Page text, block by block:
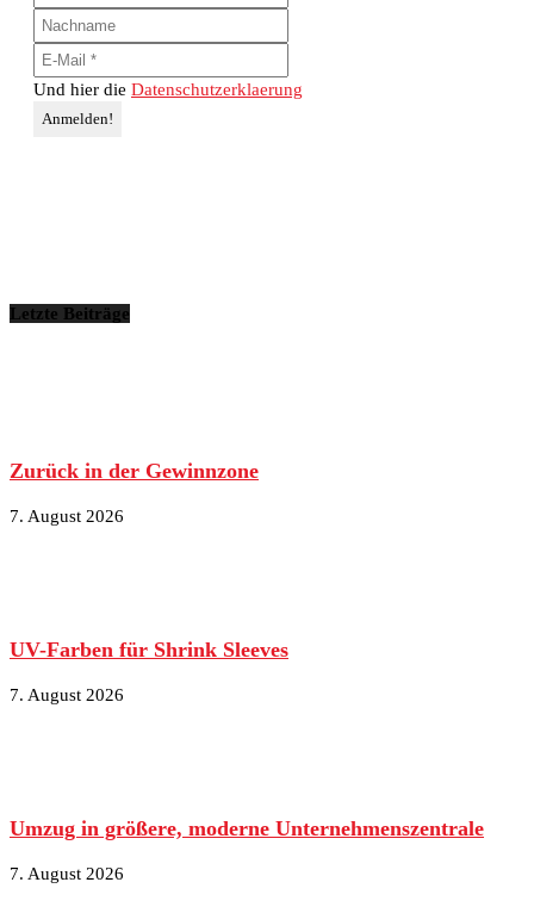
Und hier die Datenschutzerklaerung
Letzte Beiträge
Zurück in der Gewinnzone
7. August 2026
UV-Farben für Shrink Sleeves
7. August 2026
Umzug in größere, moderne Unternehmenszentrale
7. August 2026